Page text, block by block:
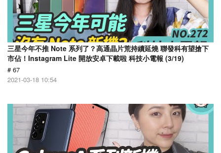
三星今年不推 Note 系列了？高通晶片荒持續延燒 聯發科有望搶下
市佔！Instagram Lite 開放安卓下載啦 科技小電報 (3/19)
# 67
2021-03-18 10:54